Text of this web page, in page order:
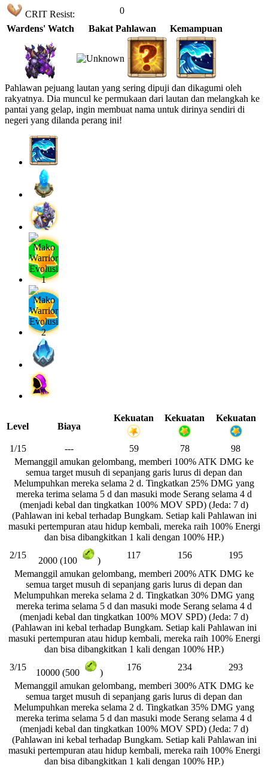
CRIT Resist:
0
Wardens' Watch
Bakat Pahlawan Kemampuan
Pahlawan pejuang lautan yang sering dipuji dan dikagumi oleh
rakyatnya. Dia muncul ke permukaan dari lautan dan melangkah ke
pantai yang gelap, ingin membuat nama untuk dirinya sendiri di
negeri yang dilanda perang ini!
Level Biaya
Kekuatan Kekuatan Kekuatan
1/15 --- 59 78
98
Memanggil amukan gelombang, memberi 100% ATK DMG ke
semua target musuh di sepanjang garis lurus di depan dan
Melumpuhkan mereka selama 2 d. Tingkatkan 25% DMG yang
mereka terima selama 5 d dan masuki mode Serang selama 4 d
(menjadi kebal dan tingkatkan 100% MOV SPD) (Jeda: 7 d)
(Pahlawan ini kebal terhadap Bungkam. Setiap kali Pahlawan ini
masuki pertempuran atau hidup kembali, mereka raih 100% Energi
dan bisa dibangkitkan 1 kali dengan 100% HP.)
2/15
2000 (100 )
117 156
195
Memanggil amukan gelombang, memberi 200% ATK DMG ke
semua target musuh di sepanjang garis lurus di depan dan
Melumpuhkan mereka selama 2 d. Tingkatkan 30% DMG yang
mereka terima selama 5 d dan masuki mode Serang selama 4 d
(menjadi kebal dan tingkatkan 100% MOV SPD) (Jeda: 7 d)
(Pahlawan ini kebal terhadap Bungkam. Setiap kali Pahlawan ini
masuki pertempuran atau hidup kembali, mereka raih 100% Energi
dan bisa dibangkitkan 1 kali dengan 100% HP.)
3/15
10000 (500 )
176 234
293
Memanggil amukan gelombang, memberi 300% ATK DMG ke
semua target musuh di sepanjang garis lurus di depan dan
Melumpuhkan mereka selama 2 d. Tingkatkan 35% DMG yang
mereka terima selama 5 d dan masuki mode Serang selama 4 d
(menjadi kebal dan tingkatkan 100% MOV SPD) (Jeda: 7 d)
(Pahlawan ini kebal terhadap Bungkam. Setiap kali Pahlawan ini
masuki pertempuran atau hidup kembali, mereka raih 100% Energi
dan bisa dibangkitkan 1 kali dengan 100% HP.)